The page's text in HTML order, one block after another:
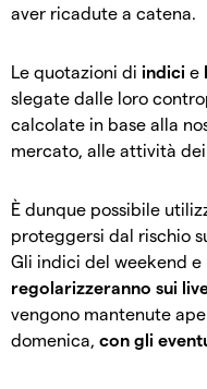
aver ricadute a catena.
Le quotazioni di indici e
slegate dalle loro
calcolate in base alla
mercato, alle attività
È dunque possibile
proteggersi dal rischio
Gli indici del weekend e
regolarizzeranno sui
vengono mantenute
domenica, con gli